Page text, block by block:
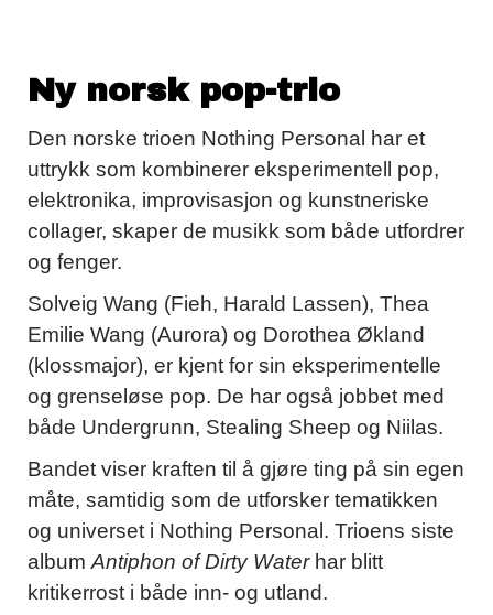
Ny norsk pop-trio
Den norske trioen Nothing Personal har et
uttrykk som kombinerer eksperimentell pop,
elektronika, improvisasjon og kunstneriske
collager, skaper de musikk som både utfordrer
og fenger.
Solveig Wang (Fieh, Harald Lassen), Thea
Emilie Wang (Aurora) og Dorothea Økland
(klossmajor), er kjent for sin eksperimentelle
og grenseløse pop. De har også jobbet med
både Undergrunn, Stealing Sheep og Niilas.
Bandet viser kraften til å gjøre ting på sin egen
måte, samtidig som de utforsker tematikken
og universet i Nothing Personal. Trioens siste
album Antiphon of Dirty Waterhar blitt
kritikerrost i både inn- og utland.